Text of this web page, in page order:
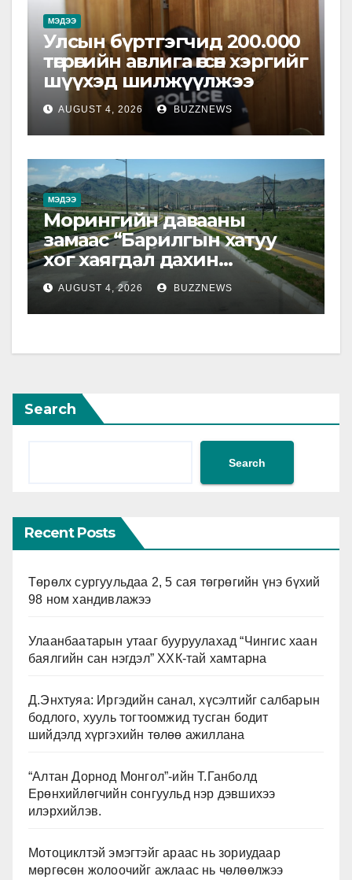
МЭДЭЭ
Улсын бүртгэгчид 200.000
төгрөгийн авлига өгсөн хэргийг
шүүхэд шилжүүлжээ
AUGUST 4, 2026 BUZZNEWS
МЭДЭЭ
Морингийн давааны
замаас “Барилгын хатуу
хог хаягдал дахин
боловсруулах үйлдвэр”
хүртэлх 1.5 км урт авто зам
ашиглалтад орлоо
AUGUST 4, 2026 BUZZNEWS
Search
Search
Recent Posts
Төрөлх сургуульдаа 2, 5 сая төгрөгийн үнэ бүхий
98 ном хандивлажээ
Улаанбаатарын утааг бууруулахад “Чингис хаан
баялгийн сан нэгдэл” ХХК-тай хамтарна
Д.Энхтуяа: Иргэдийн санал, хүсэлтийг салбарын
бодлого, хууль тогтоомжид тусган бодит
шийдэлд хүргэхийн төлөө ажиллана
“Алтан Дорнод Монгол”-ийн Т.Ганболд
Ерөнхийлөгчийн сонгуульд нэр дэвшихээ
илэрхийлэв.
Мотоциклтэй эмэгтэйг араас нь зориудаар
мөргөсөн жолоочийг ажлаас нь чөлөөлжээ